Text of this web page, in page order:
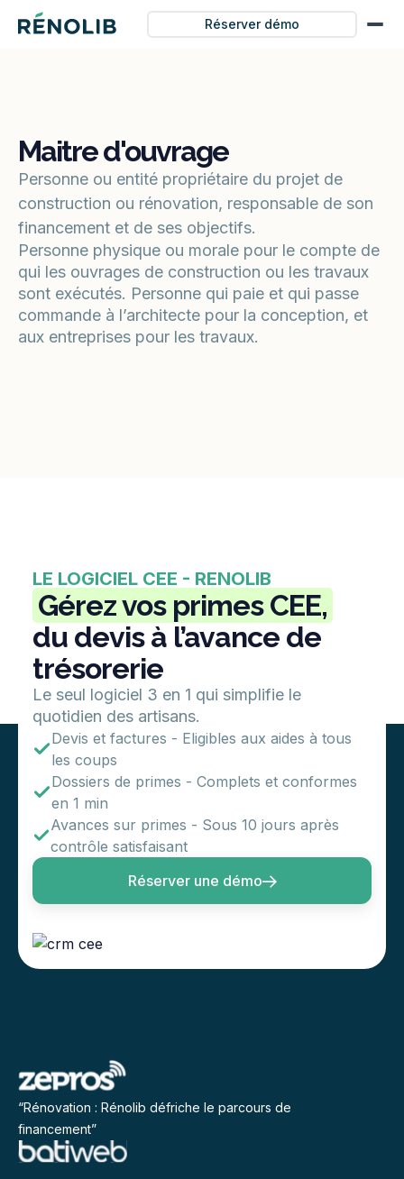
Réserver démo
Maitre d'ouvrage
Personne ou entité propriétaire du projet de
construction ou rénovation, responsable de son
financement et de ses objectifs.
Personne physique ou morale pour le compte de
qui les ouvrages de construction ou les travaux
sont exécutés. Personne qui paie et qui passe
commande à l’architecte pour la conception, et
aux entreprises pour les travaux.
LE LOGICIEL CEE - RENOLIB
Gérez vos primes CEE,
du devis à l’avance de
trésorerie
Le seul logiciel 3 en 1 qui simplifie le
quotidien des artisans.
Devis et factures - Eligibles aux aides à tous
les coups
Dossiers de primes - Complets et conformes
en 1 min
Avances sur primes - Sous 10 jours après
contrôle satisfaisant
Réserver une démo
“Rénovation : Rénolib défriche le parcours de
financement”